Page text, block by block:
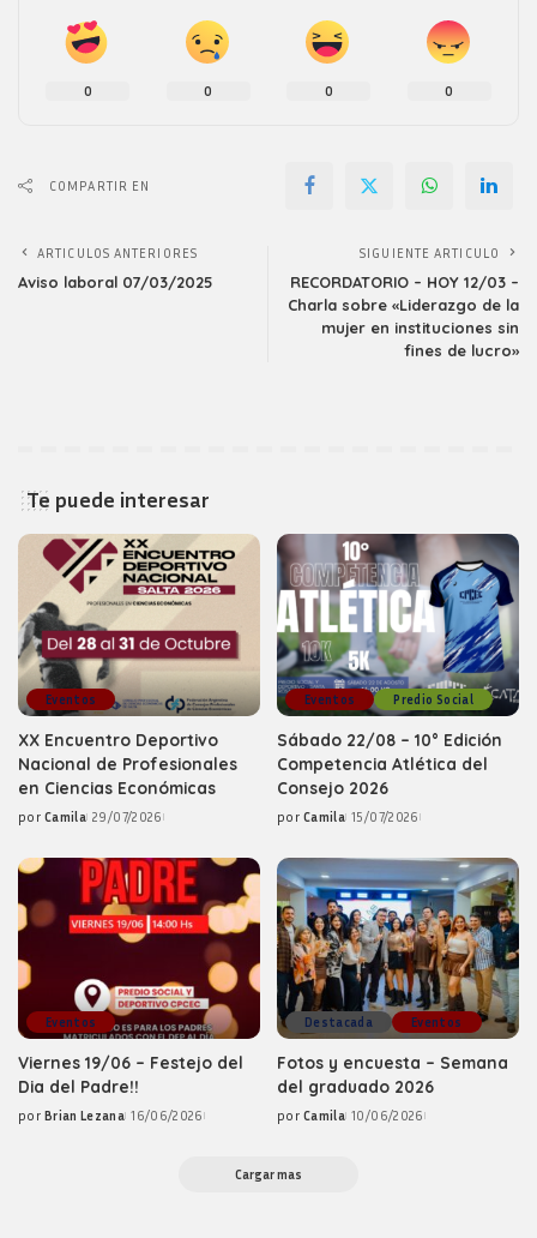
0 0 0 0
COMPARTIR EN
ARTICULOS ANTERIORES
Aviso laboral 07/03/2025
SIGUIENTE ARTICULO
RECORDATORIO – HOY 12/03 –
Charla sobre «Liderazgo de la
mujer en instituciones sin
fines de lucro»
Te puede interesar
Eventos
XX Encuentro Deportivo
Nacional de Profesionales
en Ciencias Económicas
Posted
por Camila 29/07/2026
Eventos Predio Social
Sábado 22/08 – 10° Edición
Competencia Atlética del
Consejo 2026
Posted
por Camila 15/07/2026
Eventos
Viernes 19/06 – Festejo del
Dia del Padre!!
Posted
por Brian Lezana 16/06/2026
Destacada Eventos
Fotos y encuesta – Semana
del graduado 2026
Posted
por Camila 10/06/2026
Cargar mas